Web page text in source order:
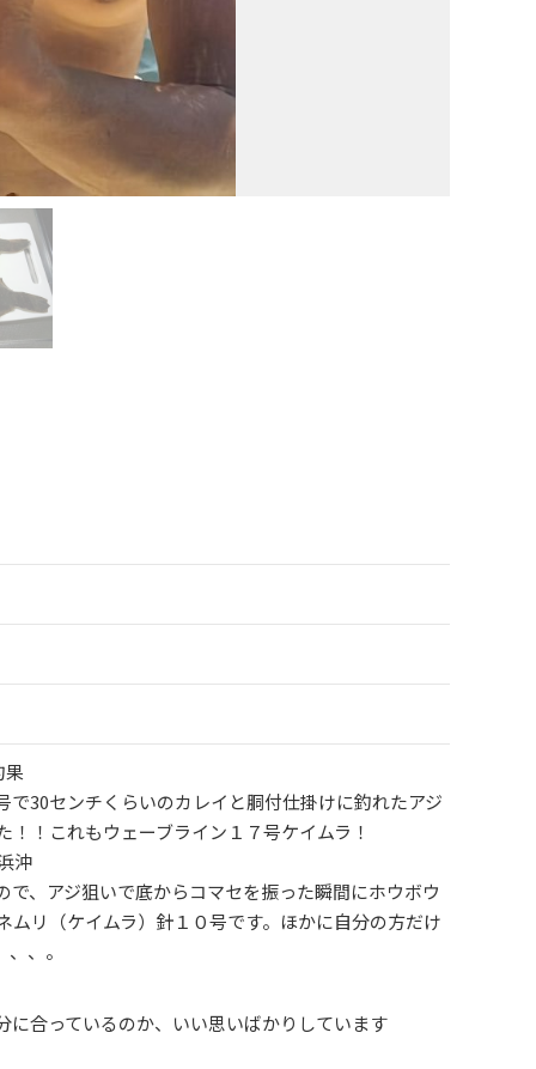
で30センチくらいのカレイと胴付仕掛けに釣れたアジ
！これもウェーブライン１７号ケイムラ！
沖
で、アジ狙いで底からコマセを振った瞬間にホウボウ
ムリ（ケイムラ）針１０号です。ほかに自分の方だけ
、。
に合っているのか、いい思いばかりしています